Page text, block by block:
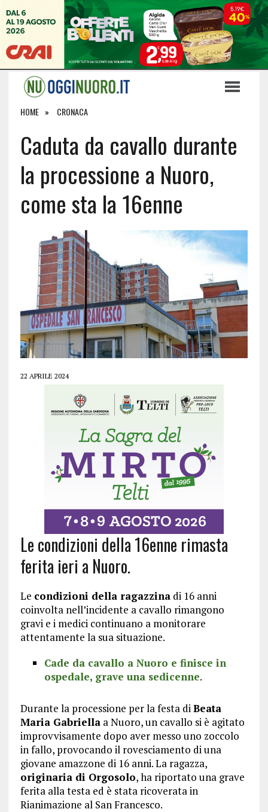
HOME CRONACA
Caduta da cavallo durante
la processione a Nuoro,
come sta la 16enne
22 APRILE 2024
Le condizioni della 16enne rimasta
ferita ieri a Nuoro.
Le condizioni della ragazzinadi 16 anni
coinvolta nell’incidente a cavallo rimangono
gravi e i medici continuano a monitorare
attentamente la sua situazione.
Cade da cavallo a Nuoro e finisce in
ospedale, grave una sedicenne.
Durante la processione per la festa diBeata
Maria Gabriellaa Nuoro, un cavallo si è agitato
improvvisamente dopo aver messo uno zoccolo
in fallo, provocando il rovesciamento di una
giovane amazzone di 16 anni. La ragazza,
originaria di Orgosolo, ha riportato una grave
ferita alla testa ed è stata ricoverata in
Rianimazione al San Francesco.